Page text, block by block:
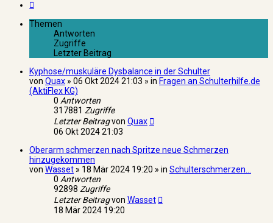
Themen
Antworten
Zugriffe
Letzter Beitrag
Kyphose/muskuläre Dysbalance in der Schulter
von Quax » 06 Okt 2024 21:03 » in Fragen an Schulterhilfe.de
(AktiFlex KG)
0 Antworten
317881 Zugriffe
Letzter Beitragvon Quax
06 Okt 2024 21:03
Oberarm schmerzen nach Spritze neue Schmerzen
hinzugekommen
von Wasset » 18 Mär 2024 19:20 » in Schulterschmerzen...
0 Antworten
92898 Zugriffe
Letzter Beitragvon Wasset
18 Mär 2024 19:20